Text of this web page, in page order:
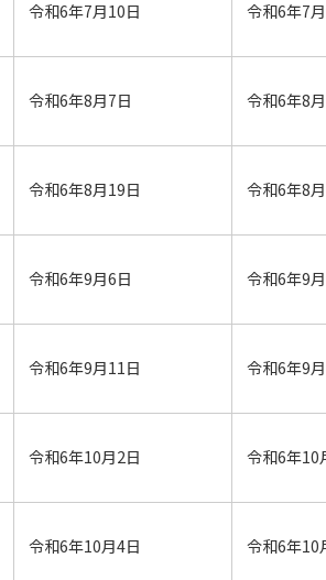
令和6年7月10日 令和6年7
令和6年8月7日 令和6年8
令和6年8月19日 令和6年8
令和6年9月6日 令和6年9
令和6年9月11日 令和6年9
令和6年10月2日 令和6年10
令和6年10月4日 令和6年10